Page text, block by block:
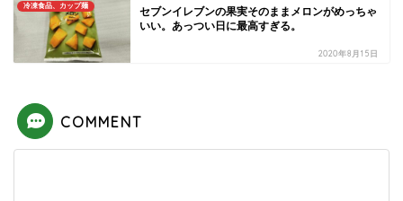
冷凍食品、カップ麺
セブンイレブンの果実そのままメロンがめっちゃ
いい。あっつい日に最高すぎる。
2020年8月15日
COMMENT